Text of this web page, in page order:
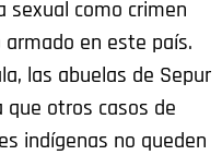
sexual como crimen
en este país.
las abuelas de Sepur
que otros casos de
indígenas no queden